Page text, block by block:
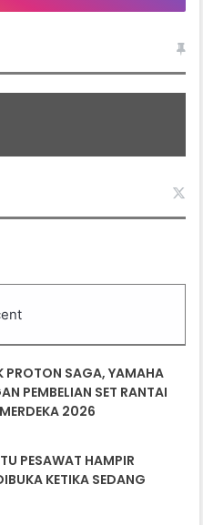
PROTON SAGA, YAMAHA
PEMBELIAN SET RANTAI
2026
PESAWAT HAMPIR
KETIKA SEDANG